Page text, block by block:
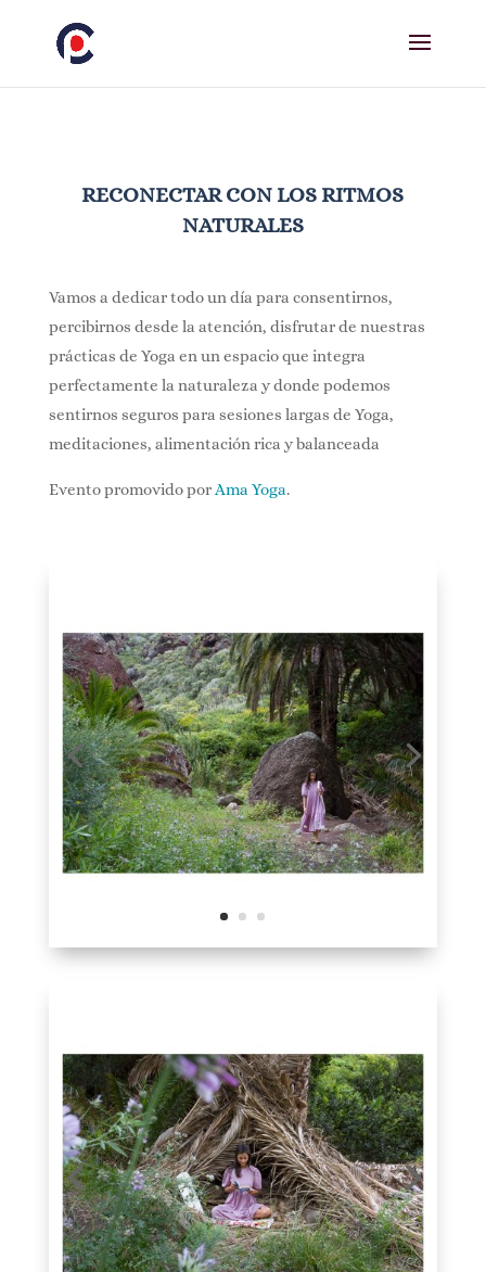
RECONECTAR CON LOS RITMOS
NATURALES
Vamos a dedicar todo un día para consentirnos,
percibirnos desde la atención, disfrutar de nuestras
prácticas de Yoga en un espacio que integra
perfectamente la naturaleza y donde podemos
sentirnos seguros para sesiones largas de Yoga,
meditaciones, alimentación rica y balanceada
Evento promovido porAma Yoga.